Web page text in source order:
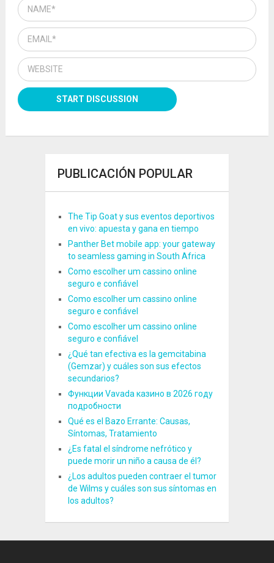
PUBLICACIÓN POPULAR
The Tip Goat y sus eventos deportivos
en vivo: apuesta y gana en tiempo
Panther Bet mobile app: your gateway
to seamless gaming in South Africa
Como escolher um cassino online
seguro e confiável
Como escolher um cassino online
seguro e confiável
Como escolher um cassino online
seguro e confiável
¿Qué tan efectiva es la gemcitabina
(Gemzar) y cuáles son sus efectos
secundarios?
Функции Vavada казино в 2026 году
подробности
Qué es el Bazo Errante: Causas,
Síntomas, Tratamiento
¿Es fatal el síndrome nefrótico y
puede morir un niño a causa de él?
¿Los adultos pueden contraer el tumor
de Wilms y cuáles son sus síntomas en
los adultos?